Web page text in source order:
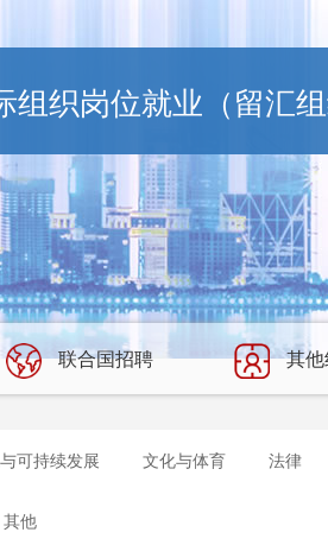
组织岗位就业（留汇
联合国招聘 其他
可持续发展 文化与体育 法律
其他